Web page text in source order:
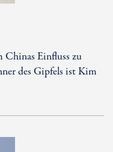
Chinas Einfluss zu
des Gipfels ist Kim